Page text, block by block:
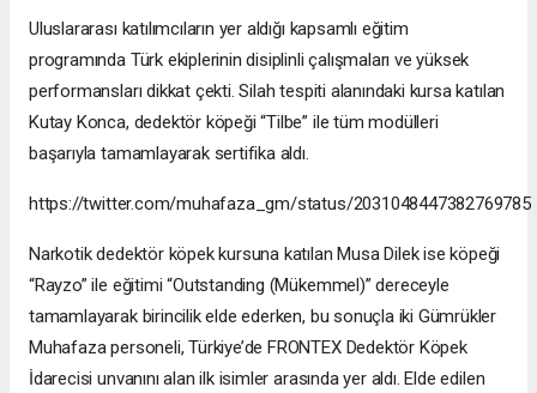
Uluslararası katılımcıların yer aldığı kapsamlı eğitim
programında Türk ekiplerinin disiplinli çalışmaları ve yüksek
performansları dikkat çekti. Silah tespiti alanındaki kursa katılan
Kutay Konca, dedektör köpeği “Tilbe” ile tüm modülleri
başarıyla tamamlayarak sertifika aldı.
https://twitter.com/muhafaza_gm/status/2031048447382769785
Narkotik dedektör köpek kursuna katılan Musa Dilek ise köpeği
“Rayzo” ile eğitimi “Outstanding (Mükemmel)” dereceyle
tamamlayarak birincilik elde ederken, bu sonuçla iki Gümrükler
Muhafaza personeli, Türkiye’de FRONTEX Dedektör Köpek
İdarecisi unvanını alan ilk isimler arasında yer aldı. Elde edilen